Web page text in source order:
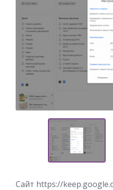
Сайт https://